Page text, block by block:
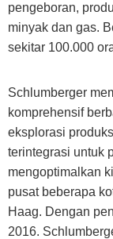
pengeboran,
minyak dan gas.
sekitar 100.000
Schlumberger
komprehensif
eksplorasi
terintegrasi untuk
mengoptimalkan
pusat beberapa
Haag. Dengan
2016.